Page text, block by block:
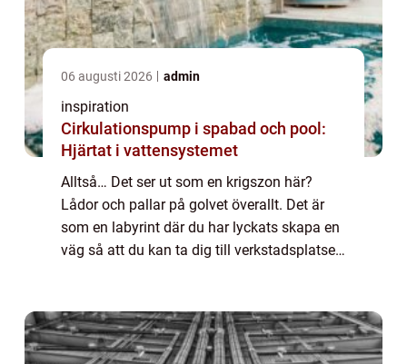
06 augusti 2026 admin
inspiration
Cirkulationspump i spabad och pool:
Hjärtat i vattensystemet
Alltså… Det ser ut som en krigszon här?
Lådor och pallar på golvet överallt. Det är
som en labyrint där du har lyckats skapa en
väg så att du kan ta dig till verkstadsplatsen